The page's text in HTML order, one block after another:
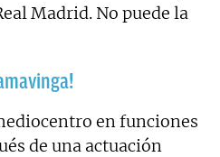
Madrid. No puede la
en funciones
de una actuación